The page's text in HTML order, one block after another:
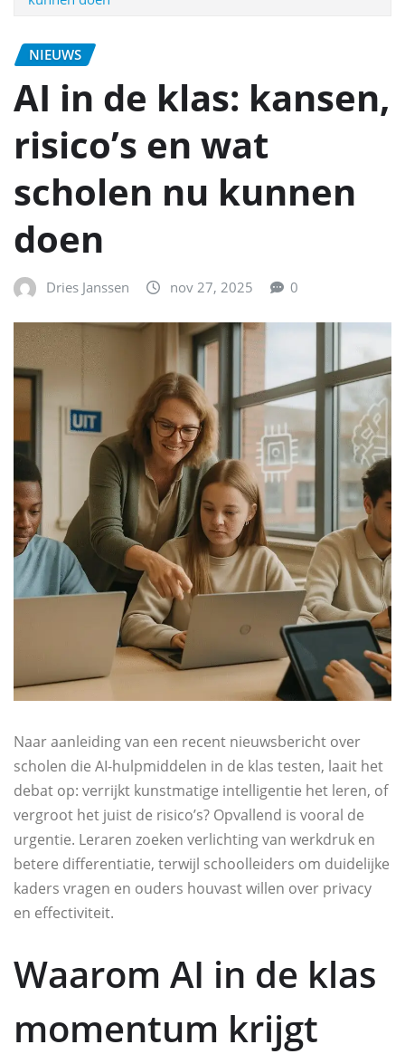
NIEUWS
AI in de klas: kansen,
risico’s en wat
scholen nu kunnen
doen
Dries Janssen nov 27, 2025 0
Naar aanleiding van een recent nieuwsbericht over
scholen die AI-hulpmiddelen in de klas testen, laait het
debat op: verrijkt kunstmatige intelligentie het leren, of
vergroot het juist de risico’s? Opvallend is vooral de
urgentie. Leraren zoeken verlichting van werkdruk en
betere differentiatie, terwijl schoolleiders om duidelijke
kaders vragen en ouders houvast willen over privacy
en effectiviteit.
Waarom AI in de klas
momentum krijgt